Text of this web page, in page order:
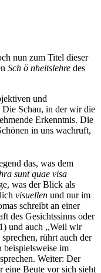
nun zum Titel dieser
Sch ö nheitslehre des
und
Die Schau, in der wir die
Erkenntnis. Die
in uns wachruft,
das, was dem
sunt quae visa
was der Blick als
visuellen und nur im
schreibt an einer
des Gesichtssinns oder
und auch ,,Weil wir
rührt auch der
beispielsweise im
Weiter: Der
eine Beute vor sich sieht